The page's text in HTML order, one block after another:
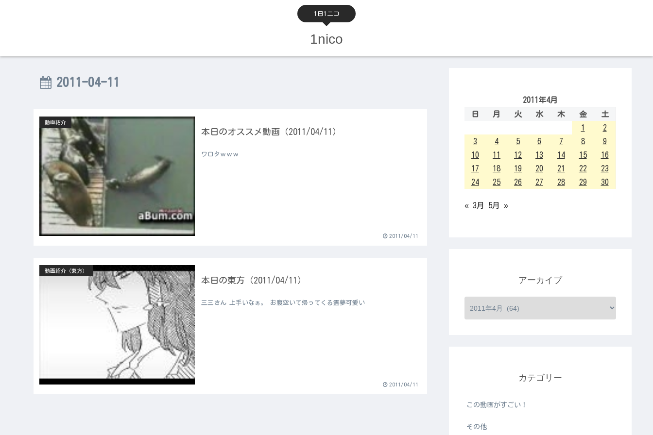
1日1ニコ
1nico
2011-04-11
動画紹介
本日のオススメ動画（2011/04/11）
ワロタｗｗｗ
2011/04/11
動画紹介（東方）
本日の東方（2011/04/11）
三三さん 上手いなぁ。 お腹空いて帰ってくる霊夢可愛い
2011/04/11
2011年4月
日
月 火 水 木 金
土
1
2
3
4 5 6 7 8
9
10
11 12 13 14 15
16
17
18 19 20 21 22
23
24
25 26 27 28 29 30
« 3月 5月 »
アーカイブ
カテゴリー
この動画がすごい！
その他